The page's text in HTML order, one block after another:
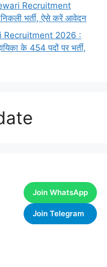
Join WhatsApp
Join Telegram
Recruitment
भर्ती, ऐसे करें आवेदन
Recruitment 2026 :
के 454 पदों पर भर्ती,